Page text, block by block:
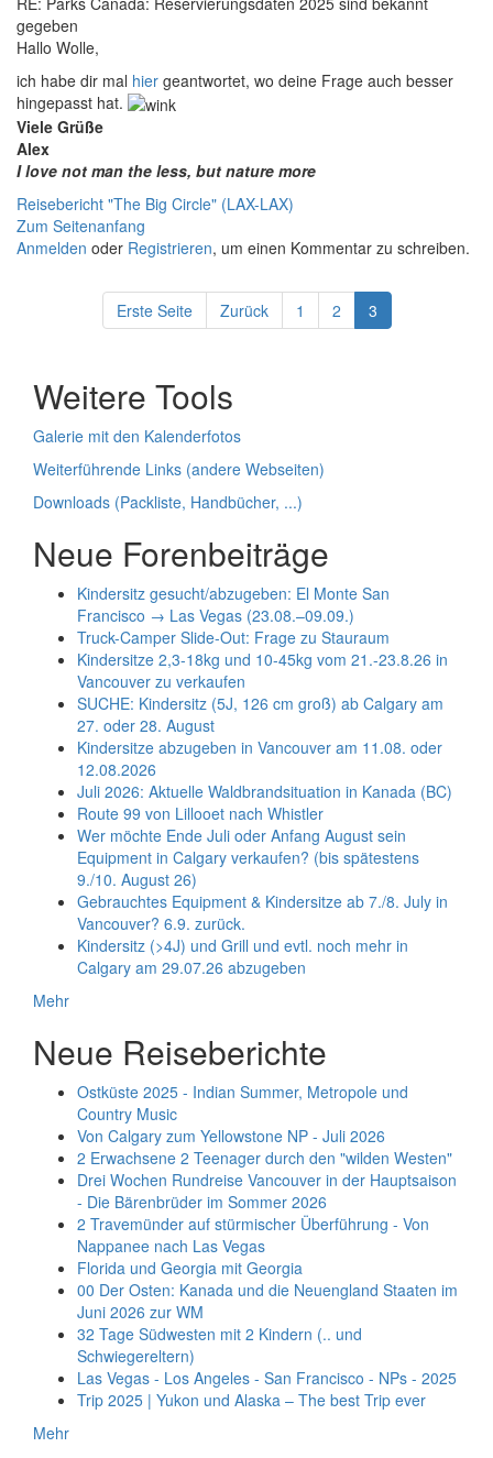
gegeben
Hallo Wolle,
ich habe dir mal hier geantwortet, wo deine Frage auch besser
hingepasst hat.
Viele Grüße
Alex
I love not man the less, but nature more
Reisebericht "The Big Circle" (LAX-LAX)
Zum Seitenanfang
Anmelden oder Registrieren, um einen Kommentar zu schreiben.
Erste Seite Zurück 1 2 3
Weitere Tools
Galerie mit den Kalenderfotos
Weiterführende Links (andere Webseiten)
Downloads (Packliste, Handbücher, ...)
Neue Forenbeiträge
Kindersitz gesucht/abzugeben: El Monte San
Francisco → Las Vegas (23.08.–09.09.)
Truck-Camper Slide-Out: Frage zu Stauraum
Kindersitze 2,3-18kg und 10-45kg vom 21.-23.8.26 in
Vancouver zu verkaufen
SUCHE: Kindersitz (5J, 126 cm groß) ab Calgary am
27. oder 28. August
Kindersitze abzugeben in Vancouver am 11.08. oder
12.08.2026
Juli 2026: Aktuelle Waldbrandsituation in Kanada (BC)
Route 99 von Lillooet nach Whistler
Wer möchte Ende Juli oder Anfang August sein
Equipment in Calgary verkaufen? (bis spätestens
9./10. August 26)
Gebrauchtes Equipment & Kindersitze ab 7./8. July in
Vancouver? 6.9. zurück.
Kindersitz (>4J) und Grill und evtl. noch mehr in
Calgary am 29.07.26 abzugeben
Mehr
Neue Reiseberichte
Ostküste 2025 - Indian Summer, Metropole und
Country Music
Von Calgary zum Yellowstone NP - Juli 2026
2 Erwachsene 2 Teenager durch den "wilden Westen"
Drei Wochen Rundreise Vancouver in der Hauptsaison
- Die Bärenbrüder im Sommer 2026
2 Travemünder auf stürmischer Überführung - Von
Nappanee nach Las Vegas
Florida und Georgia mit Georgia
00 Der Osten: Kanada und die Neuengland Staaten im
Juni 2026 zur WM
32 Tage Südwesten mit 2 Kindern (.. und
Schwiegereltern)
Las Vegas - Los Angeles - San Francisco - NPs - 2025
Trip 2025 | Yukon und Alaska – The best Trip ever
Mehr